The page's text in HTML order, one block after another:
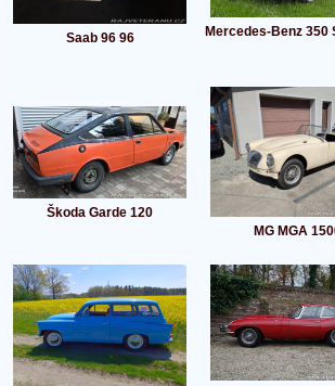
Saab 96 96
Mercedes-Benz 350
Škoda Garde 120
MG MGA